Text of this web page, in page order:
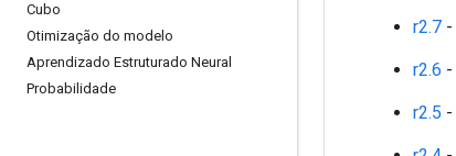
Cubo
Otimização do modelo
Aprendizado Estruturado Neural
Probabilidade
r2.7 -
r2.6 -
r2.5 -